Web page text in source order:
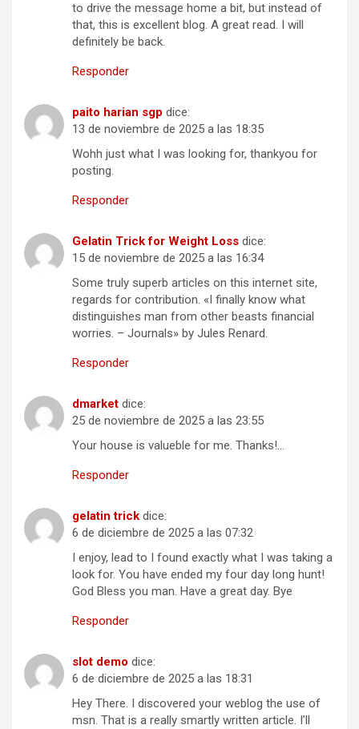
to drive the message home a bit, but instead of
that, this is excellent blog. A great read. I will
definitely be back.
Responder
paito harian sgp dice:
13 de noviembre de 2025 a las 18:35
Wohh just what I was looking for, thankyou for
posting.
Responder
Gelatin Trick for Weight Loss dice:
15 de noviembre de 2025 a las 16:34
Some truly superb articles on this internet site,
regards for contribution. «I finally know what
distinguishes man from other beasts financial
worries. – Journals» by Jules Renard.
Responder
dmarket dice:
25 de noviembre de 2025 a las 23:55
Your house is valueble for me. Thanks!…
Responder
gelatin trick dice:
6 de diciembre de 2025 a las 07:32
I enjoy, lead to I found exactly what I was taking a
look for. You have ended my four day long hunt!
God Bless you man. Have a great day. Bye
Responder
slot demo dice:
6 de diciembre de 2025 a las 18:31
Hey There. I discovered your weblog the use of
msn. That is a really smartly written article. I’ll